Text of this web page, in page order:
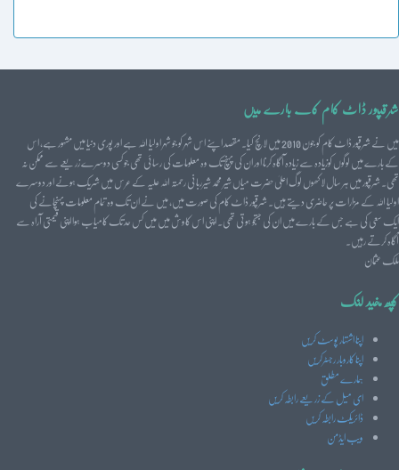
شرقپور ڈاٹ کام کے بارے میں
میں نے شرقپور ڈاٹ کام کو جون 2010 میں لانچ کیا۔ مقصد اپنے اس شہر کو جو شہر اولیا اللہ ہے اور پوری دنیا میں مشہور ہے، اس
کے بارے میں لوگوں کوزیادہ سے زیادہ آگاہ کرنا اور ان کی پہنچ تک وہ معلومات کی رسائی تھی جو کسی دوسرے زریعے سے ممکن نہ
تھی۔ شرقپور میں ہر سال لاکھوں لوگ اعلیٰ حضرت میاں شیر محمد شیرربانی رحمتہ اللہ علیہ کے عرس میں شریک ہونے اور دوسرے
اولیا اللہ کے مزارات پر حاضری دیتے ہیں۔ شرقپور ڈاٹ کام کی صورت میں، میں نے ان تک وہ تمام معلومات پہنچانے کی
ایک سعی کی ہے جس کے بارے میں ان کی جستجو ہوتی تھی۔ اپنی اس کاوش میں میں کس حد تک کامیاب ہوا اپنی قیمتی آراہ سے
آگاہ کرتے رہیں۔
ملک عثمان
کچھ مفید لنک
اپنا اشتہار پوسٹ کریں
اپنا کاروبار رجسٹرکریں
ہمارے مطلق
ای میل کے زریعے رابطہ کریں
ڈائریکٹ رابطہ کریں
ویب ایڈمن